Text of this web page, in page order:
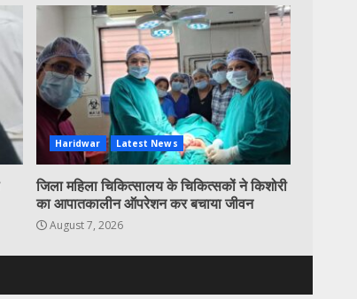
Haridwar Latest News
जिला महिला चिकित्सालय के चिकित्सकों ने किशोरी
का आपातकालीन ऑपरेशन कर बचाया जीवन
August 7, 2026